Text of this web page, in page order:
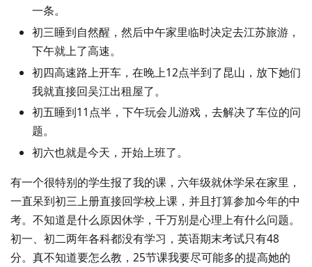
一条。
初三睡到自然醒，然后中午家里临时决定去江苏旅游，
下午就上了高速。
初四高速路上开车，在晚上12点半到了昆山，放下她们
我就直接回吴江出租屋了。
初五睡到11点半，下午玩会儿游戏，去解决了车位的问
题。
初六也就是今天，开始上班了。
有一个很特别的学生报了我的课，六年级就休学呆在家里，
一直呆到初三上册直接回学校上课，并且打算参加今年的中
考。不知道是什么原因休学，千万别是心理上有什么问题。
初一、初二两年各科都没有学习，英语期末考试只有48
分。真不知道要怎么教，25节课我要尽可能多的提高她的